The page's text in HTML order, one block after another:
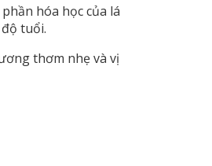
hóa học của lá
tuổi.
thơm nhẹ và vị